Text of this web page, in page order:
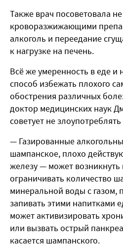
Также врач посоветовала
кроворазжижающими
алкоголь и переедание
к нагрузке на печень.
Всё же умеренность в еде и
способ избежать плохого
обострения различных
доктор медицинских наук
советует не
— Газированные
шампанское, плохо
железу — может возникнуть
ограничивать количество
минеральной воды с газом,
запивать этими напитками
может активизировать
или вызвать острый
касается шампанского.